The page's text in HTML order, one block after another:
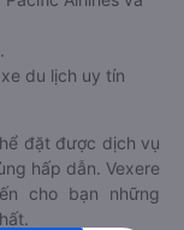
du lịch uy tín
đặt được dịch vụ
hấp dẫn. Vexere
cho bạn những